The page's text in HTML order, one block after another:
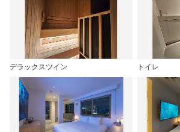
デラックスツイン トイレ